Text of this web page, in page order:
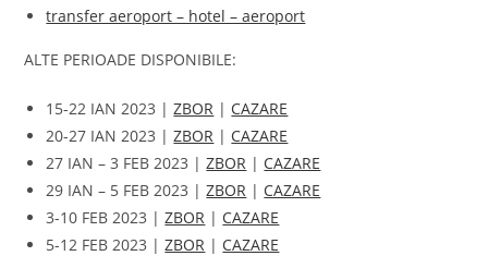
transfer aeroport – hotel – aeroport
ALTE PERIOADE DISPONIBILE:
15-22 IAN 2023 |ZBOR | CAZARE
20-27 IAN 2023 |ZBOR | CAZARE
27 IAN – 3 FEB 2023 |ZBOR | CAZARE
29 IAN – 5 FEB 2023 |ZBOR | CAZARE
3-10 FEB 2023 |ZBOR | CAZARE
5-12 FEB 2023 |ZBOR | CAZARE